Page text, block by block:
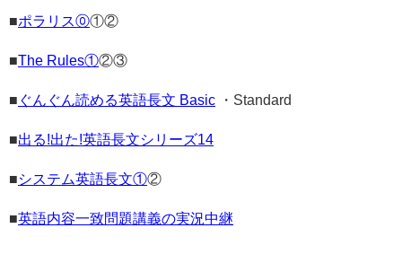
■ポラリス⓪①②
■The Rules①②③
■ ぐんぐん読める英語長文 Basic ・Standard
■出る!出た!英語長文シリーズ14
■システム英語長文①②
■英語内容一致問題講義の実況中継